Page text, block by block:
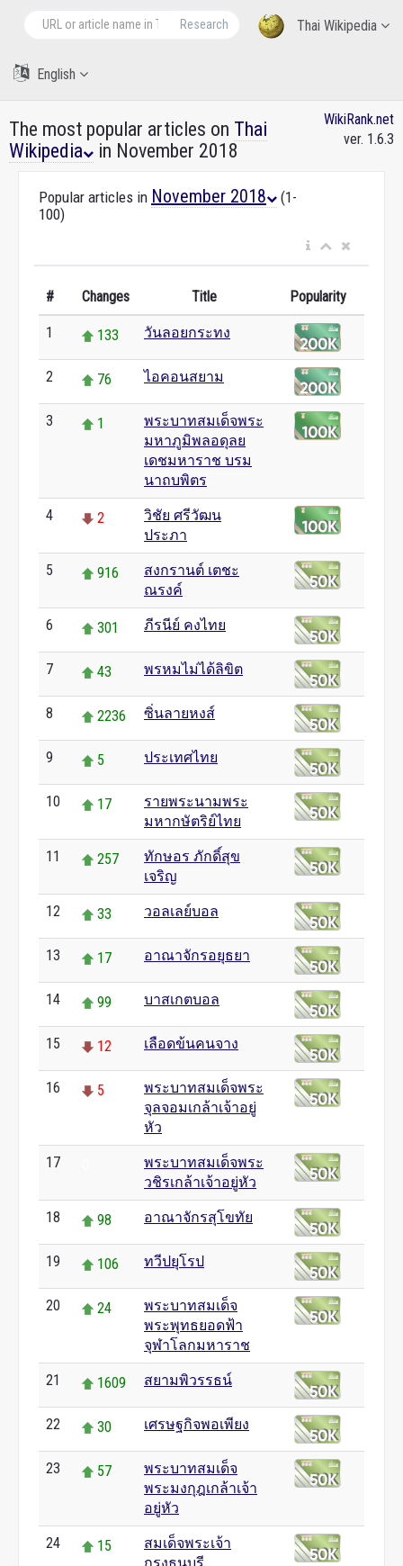
Thai Wikipedia
Research
English
The most popular articles on Thai
Wikipedia
in November 2018
WikiRank.net
ver. 1.6.3
Popular articles in November 2018
(1-
100)
# Changes Title Popularity
1 133 วันลอยกระทง
2 76 ไอคอนสยาม
3 1
พระบาทสมเด็จพระ
มหาภูมิพลอดุลย
เดชมหาราช บรม
นาถบพิตร
4 2
วิชัย ศรีวัฒน
ประภา
5 916
สงกรานต์ เตชะ
ณรงค์
6 301 ภีรนีย์ คงไทย
7 43 พรหมไม่ได้ลิขิต
8 2236 ซิ่นลายหงส์
9 5 ประเทศไทย
10 17
รายพระนามพระ
มหากษัตริย์ไทย
11 257
ทักษอร ภักดิ์สุข
เจริญ
12 33 วอลเลย์บอล
13 17 อาณาจักรอยุธยา
14 99 บาสเกตบอล
15 12 เลือดข้นคนจาง
16 5
พระบาทสมเด็จพระ
จุลจอมเกล้าเจ้าอยู่
หัว
17
พระบาทสมเด็จพระ
วชิรเกล้าเจ้าอยู่หัว
18 98 อาณาจักรสุโขทัย
19 106 ทวีปยุโรป
20 24
พระบาทสมเด็จ
พระพุทธยอดฟ้า
จุฬาโลกมหาราช
21 1609 สยามพิวรรธน์
22 30 เศรษฐกิจพอเพียง
23 57
พระบาทสมเด็จ
พระมงกุฎเกล้าเจ้า
อยู่หัว
24 15
สมเด็จพระเจ้า